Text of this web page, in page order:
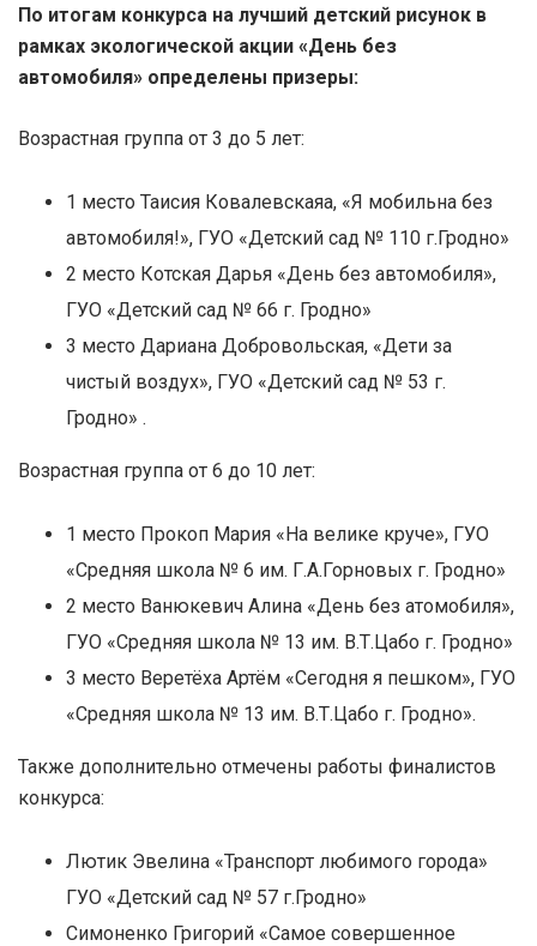
По итогам конкурса на лучший детский рисунок в
рамках экологической акции «День без
автомобиля» определены призеры:
Возрастная группа от 3 до 5 лет:
1 место Таисия Ковалевскаяа, «Я мобильна без
автомобиля!», ГУО «Детский сад № 110 г.Гродно»
2 место Котская Дарья «День без автомобиля»,
ГУО «Детский сад № 66 г. Гродно»
3 место Дариана Добровольская, «Дети за
чистый воздух», ГУО «Детский сад № 53 г.
Гродно» .
Возрастная группа от 6 до 10 лет:
1 место Прокоп Мария «На велике круче», ГУО
«Средняя школа № 6 им. Г.А.Горновых г. Гродно»
2 место Ванюкевич Алина «День без атомобиля»,
ГУО «Средняя школа № 13 им. В.Т.Цабо г. Гродно»
3 место Веретёха Артём «Сегодня я пешком», ГУО
«Средняя школа № 13 им. В.Т.Цабо г. Гродно».
Также дополнительно отмечены работы финалистов
конкурса:
Лютик Эвелина «Транспорт любимого города»
ГУО «Детский сад № 57 г.Гродно»
Симоненко Григорий «Самое совершенное